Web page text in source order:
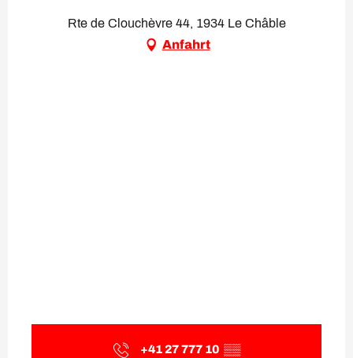
Rte de Clouchèvre 44, 1934 Le Châble
Anfahrt
+41 27 777 10 ▒▒